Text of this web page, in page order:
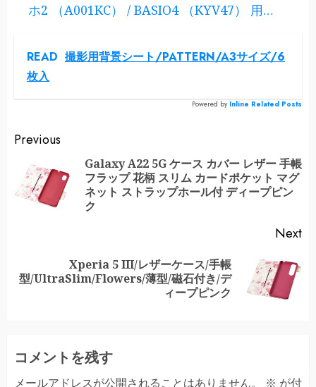
ホ2 （A001KC） / BASIO4 （KYV47） 用…
READ 撮影用背景シート/PATTERN/A3サイズ/6
枚入
Powered by Inline Related Posts
Continue
Reading
Previous
Galaxy A22 5G ケース カバー レザー 手帳
フラップ 花柄 スリム カードポケット マグ
ネット ストラップホール付 ディープピン
ク
Next
Next
Xperia 5 III/レザーケース/手帳
型/UltraSlim/Flowers/薄型/磁石付き/デ
ィープピンク
コメントを残す
メールアドレスが公開されることはありません。 ※ が付